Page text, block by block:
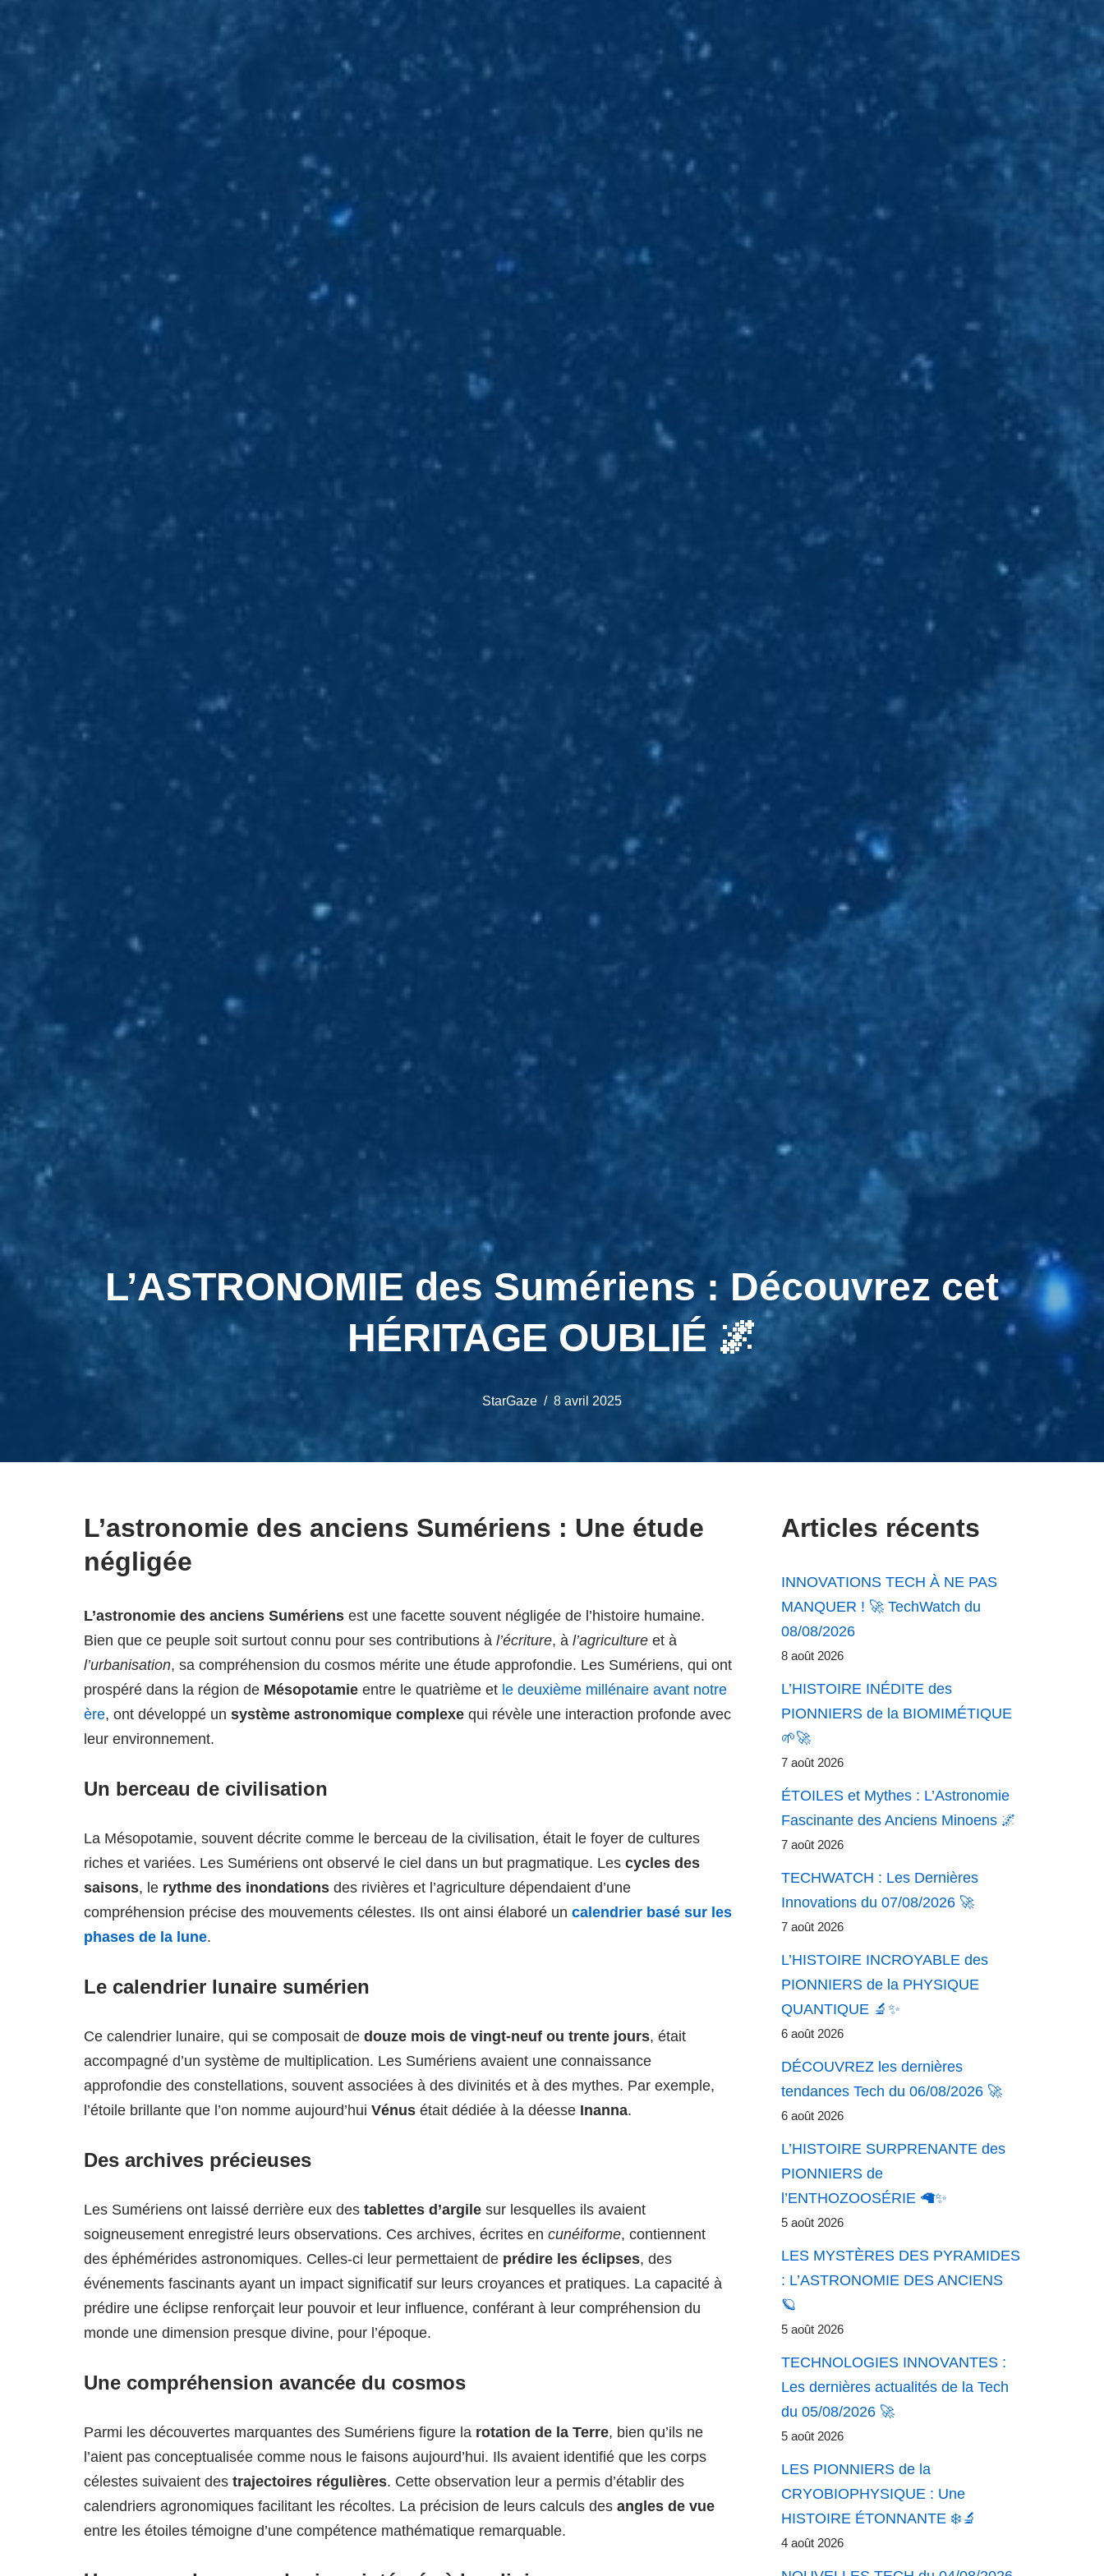
L’ASTRONOMIE des Sumériens : Découvrez cet
HÉRITAGE OUBLIÉ 🌌
StarGaze 8 avril 2025
L’astronomie des anciens Sumériens : Une étude
négligée
L’astronomie des anciens Sumériens est une facette souvent négligée de l’histoire humaine.
Bien que ce peuple soit surtout connu pour ses contributions à l’écriture, à l’agriculture et à
l’urbanisation, sa compréhension du cosmos mérite une étude approfondie. Les Sumériens, qui ont
prospéré dans la région de Mésopotamie entre le quatrième et le deuxième millénaire avant notre
ère, ont développé un système astronomique complexe qui révèle une interaction profonde avec
leur environnement.
Un berceau de civilisation
La Mésopotamie, souvent décrite comme le berceau de la civilisation, était le foyer de cultures
riches et variées. Les Sumériens ont observé le ciel dans un but pragmatique. Les cycles des
saisons, le rythme des inondations des rivières et l’agriculture dépendaient d’une
compréhension précise des mouvements célestes. Ils ont ainsi élaboré un calendrier basé sur les
phases de la lune.
Le calendrier lunaire sumérien
Ce calendrier lunaire, qui se composait de douze mois de vingt-neuf ou trente jours, était
accompagné d’un système de multiplication. Les Sumériens avaient une connaissance
approfondie des constellations, souvent associées à des divinités et à des mythes. Par exemple,
l’étoile brillante que l’on nomme aujourd’hui Vénus était dédiée à la déesse Inanna.
Des archives précieuses
Les Sumériens ont laissé derrière eux des tablettes d’argile sur lesquelles ils avaient
soigneusement enregistré leurs observations. Ces archives, écrites en cunéiforme, contiennent
des éphémérides astronomiques. Celles-ci leur permettaient de prédire les éclipses, des
événements fascinants ayant un impact significatif sur leurs croyances et pratiques. La capacité à
prédire une éclipse renforçait leur pouvoir et leur influence, conférant à leur compréhension du
monde une dimension presque divine, pour l’époque.
Une compréhension avancée du cosmos
Parmi les découvertes marquantes des Sumériens figure la rotation de la Terre, bien qu’ils ne
l’aient pas conceptualisée comme nous le faisons aujourd’hui. Ils avaient identifié que les corps
célestes suivaient des trajectoires régulières. Cette observation leur a permis d’établir des
calendriers agronomiques facilitant les récoltes. La précision de leurs calculs des angles de vue
entre les étoiles témoigne d’une compétence mathématique remarquable.
Articles récents
INNOVATIONS TECH À NE PAS
MANQUER ! 🚀 TechWatch du
08/08/2026
8 août 2026
L’HISTOIRE INÉDITE des
PIONNIERS de la BIOMIMÉTIQUE
🌱🚀
7 août 2026
ÉTOILES et Mythes : L’Astronomie
Fascinante des Anciens Minoens 🌌
7 août 2026
TECHWATCH : Les Dernières
Innovations du 07/08/2026 🚀
7 août 2026
L’HISTOIRE INCROYABLE des
PIONNIERS de la PHYSIQUE
QUANTIQUE 🔬✨
6 août 2026
DÉCOUVREZ les dernières
tendances Tech du 06/08/2026 🚀
6 août 2026
L’HISTOIRE SURPRENANTE des
PIONNIERS de
l’ENTHOZOOSÉRIE 🦙✨
5 août 2026
LES MYSTÈRES DES PYRAMIDES
: L’ASTRONOMIE DES ANCIENS
🪐
5 août 2026
TECHNOLOGIES INNOVANTES :
Les dernières actualités de la Tech
du 05/08/2026 🚀
5 août 2026
LES PIONNIERS de la
CRYOBIOPHYSIQUE : Une
HISTOIRE ÉTONNANTE ❄️🔬
4 août 2026